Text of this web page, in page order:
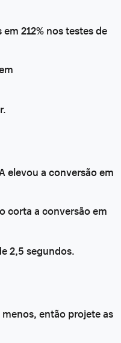
212% nos testes de
elevou a conversão em
corta a conversão em
2,5 segundos.
então projete as